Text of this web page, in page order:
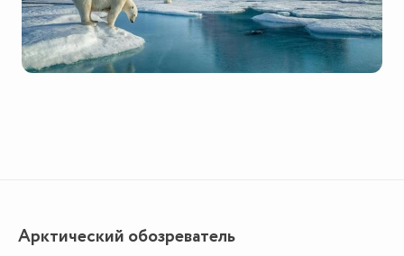
Арктический обозреватель